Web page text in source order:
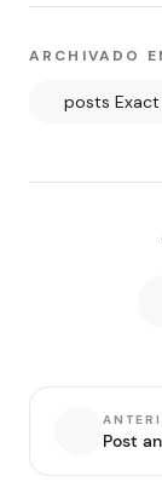
ARCHIVADO
posts Exact
Post